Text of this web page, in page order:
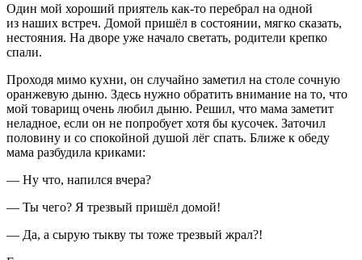
Один мой хороший приятель как-то перебрал на одной
из наших встреч. Домой пришёл в состоянии, мягко сказать,
нестояния. На дворе уже начало светать, родители крепко
спали.
Проходя мимо кухни, он случайно заметил на столе сочную
оранжевую дыню. Здесь нужно обратить внимание на то, что
мой товарищ очень любил дыню. Решил, что мама заметит
неладное, если он не попробует хотя бы кусочек. Заточил
половину и со спокойной душой лёг спать. Ближе к обеду
мама разбудила криками:
— Ну что, напился вчера?
— Ты чего? Я трезвый пришёл домой!
— Да, а сырую тыкву ты тоже трезвый жрал?!